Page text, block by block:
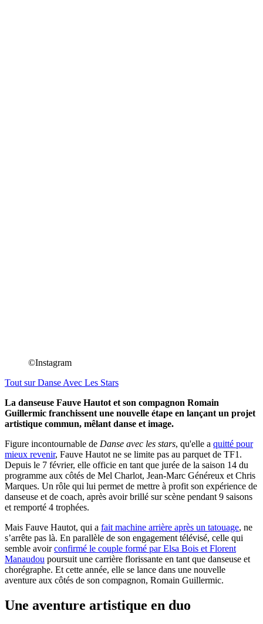
©Instagram
Tout surDanse Avec Les Stars
La danseuse Fauve Hautot et son compagnon Romain
Guillermic franchissent une nouvelle étape en lançant un projet
artistique commun, mêlant danse et image.
Figure incontournable de Danse avec les stars, qu'elle a quitté pour
mieux revenir, Fauve Hautot ne se limite pas au parquet de TF1.
Depuis le 7 février, elle officie en tant que jurée de la saison 14 du
programme aux côtés de Mel Charlot, Jean-Marc Généreux et Chris
Marques. Un rôle qui lui permet de mettre à profit son expérience de
danseuse et de coach, après avoir brillé sur scène pendant 9 saisons
et remporté 4 trophées.
Mais Fauve Hautot, qui a fait machine arrière après un tatouage, ne
s’arrête pas là. En parallèle de son engagement télévisé, celle qui
semble avoirconfirmé le couple formé par Elsa Bois et Florent
Manaudou poursuit une carrière florissante en tant que danseuse et
chorégraphe. Et cette année, elle se lance dans une nouvelle
aventure aux côtés de son compagnon, Romain Guillermic.
Une aventure artistique en duo